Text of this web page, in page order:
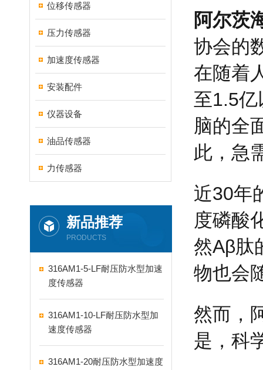
位移传感器
压力传感器
加速度传感器
安装配件
仪器设备
油品传感器
力传感器
新品推荐
PRODUCTS
316AM1-5-LF耐压防水型加速
度传感器
316AM1-10-LF耐压防水型加
速度传感器
316AM1-20耐压防水型加速度
阿尔茨
协会的
在随着
至1.5
脑的全
此，急
近30年
度磷酸
然Aβ肽
物也会
然而，
是，科